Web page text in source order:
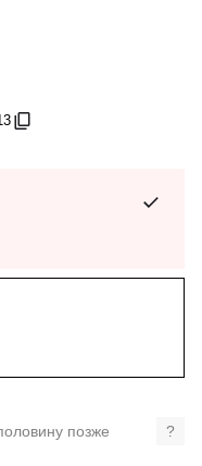
позже ?